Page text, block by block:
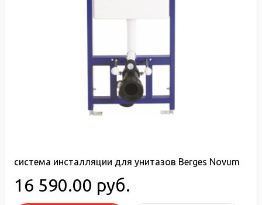
система инсталляции для унитазов Berges Novum
16 590.00 руб.